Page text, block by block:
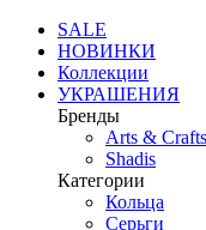
SALE
НОВИНКИ
Коллекции
УКРАШЕНИЯ
Бренды
Аrts & Сrafts
Shadis
Категории
Кольца
Серьги